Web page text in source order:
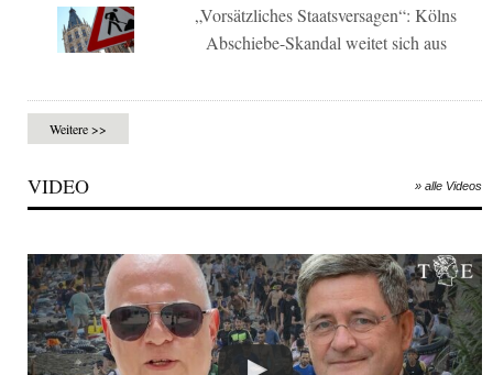
„Vorsätzliches Staatsversagen“: Kölns
Abschiebe-Skandal weitet sich aus
Weitere >>
VIDEO » alle Videos